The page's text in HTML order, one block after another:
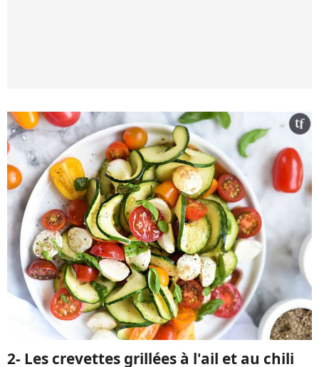
2- Les crevettes grillées à l'ail et au chili